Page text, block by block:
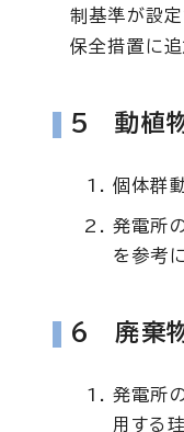
制基準が設
保全措置に追
5 動植
個体群
発電所
を参考
6 廃棄
発電所
用する